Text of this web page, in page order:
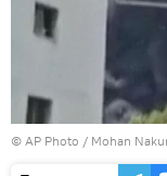
© AP Photo / Mohan